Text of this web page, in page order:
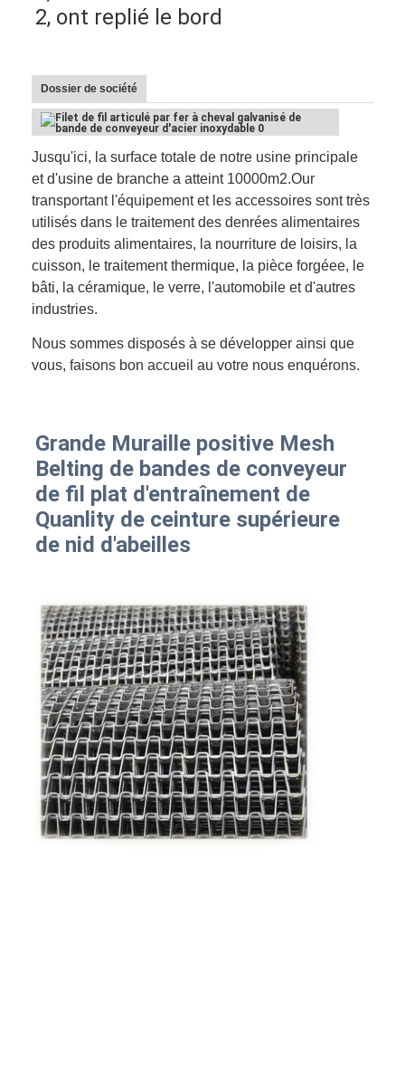
2, ont replié le bord
Dossier de société
Jusqu'ici, la surface totale de notre usine principale
et d'usine de branche a atteint 10000m2.Our
transportant l'équipement et les accessoires sont très
utilisés dans le traitement des denrées alimentaires
des produits alimentaires, la nourriture de loisirs, la
cuisson, le traitement thermique, la pièce forgéee, le
bâti, la céramique, le verre, l'automobile et d'autres
industries.
Nous sommes disposés à se développer ainsi que
vous, faisons bon accueil au votre nous enquérons.
Grande Muraille positive Mesh
Belting de bandes de conveyeur
de fil plat d'entraînement de
Quanlity de ceinture supérieure
de nid d'abeilles